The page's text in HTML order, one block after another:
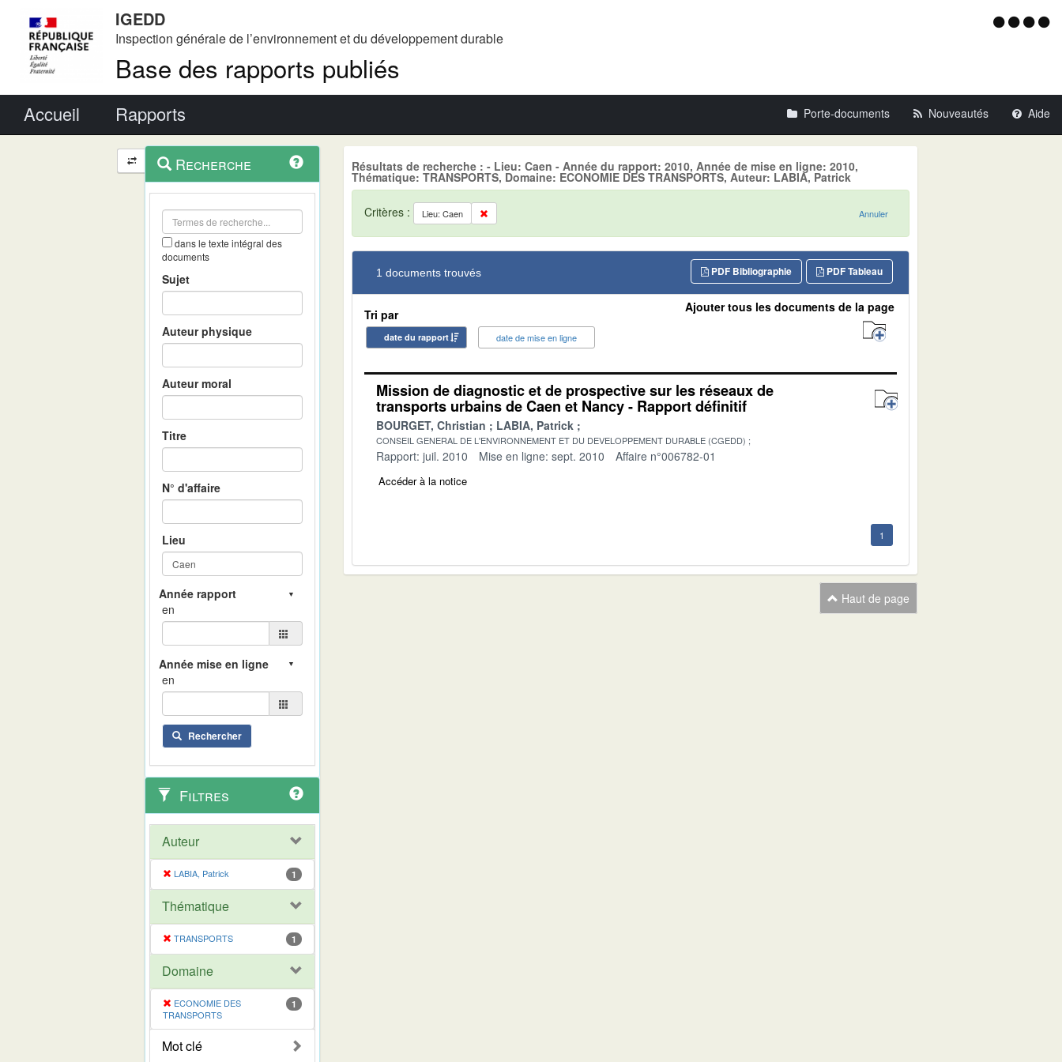
IGEDD
Inspection générale de l’environnement et du développement durable
Base des rapports publiés
Menu
Accueil Rapports Porte-documents Nouveautés Aide
Navigation
et
outils
contextuel
Recherche
dans le texte intégral des
documents
Sujet
Auteur physique
Auteur moral
Titre
N° d'affaire
Lieu
en
en
Rechercher
Filtres
Auteur
LABIA, Patrick 1
Thématique
TRANSPORTS 1
Domaine
ECONOMIE DES
TRANSPORTS
1
Mot clé
Résultats de recherche : - Lieu: Caen - Année du rapport: 2010, Année de mise en ligne: 2010,
Thématique: TRANSPORTS, Domaine: ECONOMIE DES TRANSPORTS, Auteur: LABIA, Patrick
Critères : Lieu: Caen Annuler
1 documents trouvés PDF Tableau
PDF Bibliographie
Tri par
date du rapport date de mise en ligne
Ajouter tous les documents de la page
Mission de diagnostic et de prospective sur les réseaux de
transports urbains de Caen et Nancy - Rapport définitif
BOURGET, Christian LABIA, Patrick
CONSEIL GENERAL DE L'ENVIRONNEMENT ET DU DEVELOPPEMENT DURABLE (CGEDD)
Rapport: juil. 2010 Mise en ligne: sept. 2010 Affaire n°006782-01
Accéder à la notice
1
Haut de page